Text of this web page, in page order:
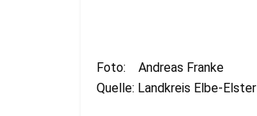
Foto: Andreas Franke
Quelle: Landkreis Elbe-Elster